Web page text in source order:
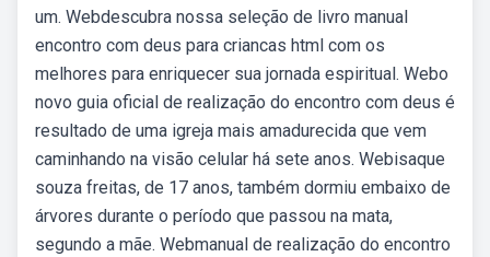
um. Webdescubra nossa seleção de livro manual
encontro com deus para criancas html com os
melhores para enriquecer sua jornada espiritual. Webo
novo guia oficial de realização do encontro com deus é
resultado de uma igreja mais amadurecida que vem
caminhando na visão celular há sete anos. Webisaque
souza freitas, de 17 anos, também dormiu embaixo de
árvores durante o período que passou na mata,
segundo a mãe. Webmanual de realização do encontro